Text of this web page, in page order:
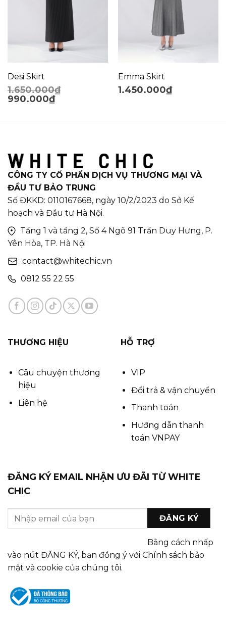
Desi Skirt
1.650.000₫
990.000₫
Emma Skirt
1.450.000₫
CÔNG TY CỔ PHẦN DỊCH VỤ THƯƠNG MẠI VÀ
ĐẦU TƯ BẢO TRUNG
Số ĐKKD: 0110167668, ngày 10/2/2023 do Sở Kế
hoạch và Đầu tư Hà Nội.
Tầng 1 và tầng 2, Số 4 Ngõ 91 Trần Duy Hưng, P.
Yên Hòa, TP. Hà Nội
contact@whitechic.vn
0812 55 22 55
THƯƠNG HIỆU
Câu chuyện thương
hiệu
Liên hệ
HỖ TRỢ
VIP
Đổi trả & vận chuyển
Thanh toán
Hướng dẫn thanh
toán VNPAY
ĐĂNG KÝ EMAIL NHẬN ƯU ĐÃI TỪ WHITE
CHIC
Bằng cách nhấp
vào nút ĐĂNG KÝ, bạn đồng ý với Chính sách bảo
mật và cookie của chúng tôi.